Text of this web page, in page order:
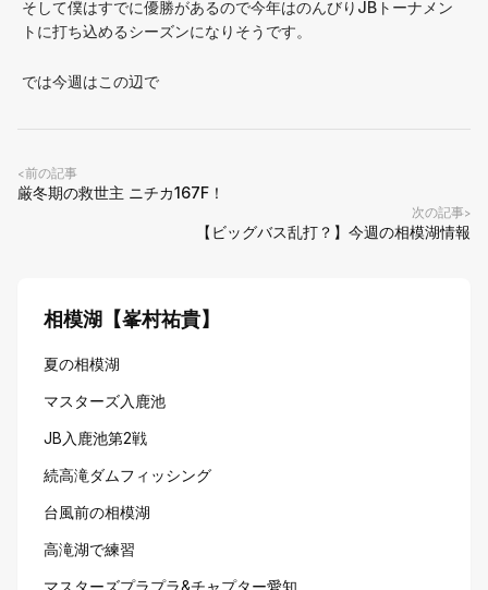
そして僕はすでに優勝があるので今年はのんびりJBトーナメン
トに打ち込めるシーズンになりそうです。
では今週はこの辺で
<前の記事
厳冬期の救世主 ニチカ167F！
次の記事>
【ビッグバス乱打？】今週の相模湖情報
相模湖【峯村祐貴】
夏の相模湖
マスターズ入鹿池
JB入鹿池第2戦
続高滝ダムフィッシング
台風前の相模湖
高滝湖で練習
マスターズプラプラ&チャプター愛知